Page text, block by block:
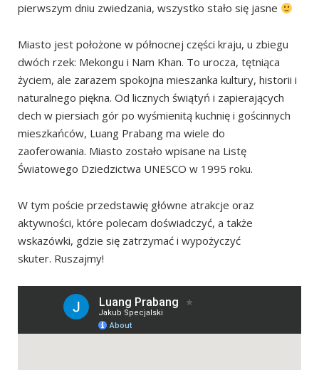
Gdzie się zatrzymać w Luang Prabang?
Na jak długo się zatrzymać?
Gdzie wypożyczyć skuter?
Świątynie w Luang Prabang
Wzgórze Phousi
Wat Xieng Thong
Inne świątynie warte odwiedzenia
Jałmużna dla mnichów
Inne ciekawe miejsca w Luang Prabang
Pałac Królewski
Centrum Informacji UXO
Centrum Sztuki Tradycyjnej i Etnologii
Nocny market
Centrum Rzemiosła Ock Pop Tok
pierwszym dniu zwiedzania, wszystko stało się jasne
Miasto jest położone w północnej części kraju, u zbiegu
dwóch rzek: Mekongu i Nam Khan. To urocza, tętniąca
życiem, ale zarazem spokojna mieszanka kultury, historii i
naturalnego piękna. Od licznych świątyń i zapierających
dech w piersiach gór po wyśmienitą kuchnię i gościnnych
mieszkańców, Luang Prabang ma wiele do
zaoferowania. Miasto zostało wpisane na Listę
Światowego Dziedzictwa UNESCO w 1995 roku.
W tym poście przedstawię główne atrakcje oraz
aktywności, które polecam doświadczyć, a także
wskazówki, gdzie się zatrzymać i wypożyczyć
skuter. Ruszajmy!